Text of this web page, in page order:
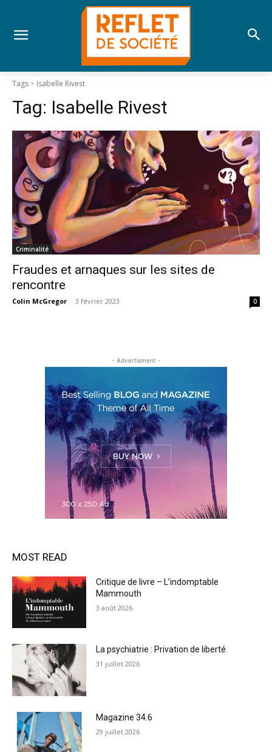
Tags Isabelle Rivest
Tag: Isabelle Rivest
Criminalité
Fraudes et arnaques sur les sites de
rencontre
Colin McGregor - 3 février 2023 0
- Advertisment -
MOST READ
Critique de livre – L’indomptable
Mammouth
3 août 2026
La psychiatrie : Privation de liberté
31 juillet 2026
Magazine 34.6
29 juillet 2026